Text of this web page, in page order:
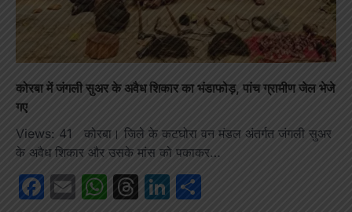
कोरबा में जंगली सुअर के अवैध शिकार का भंडाफोड़, पांच ग्रामीण जेल भेजे
गए
Views: 41 कोरबा। जिले के कटघोरा वन मंडल अंतर्गत जंगली सुअर
के अवैध शिकार और उसके मांस को पकाकर…
Facebook
EmailWhatsApp
Threads
LinkedIn